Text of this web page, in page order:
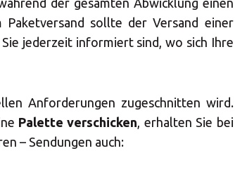
Paketversand sollte der Versand einer
jederzeit informiert sind, wo sich Ihre
Anforderungen zugeschnitten wird.
Palette verschicken , erhalten Sie bei
– Sendungen auch:
Center